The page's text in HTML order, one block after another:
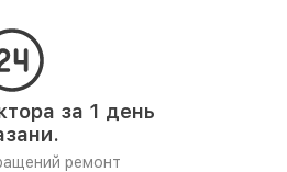
за 1 день
ремонт